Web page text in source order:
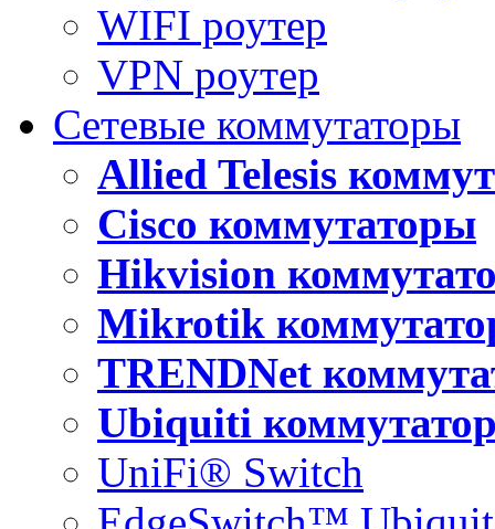
WIFI роутер
VPN роутер
Сетевые коммутаторы
Allied Telesis
Cisco коммутаторы
Hikvision
Mikrotik
TRENDNet
Ubiquiti
UniFi® Switch